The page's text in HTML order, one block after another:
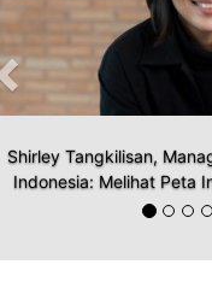
Shirley Tangkilisan,
Indonesia: Melihat Peta